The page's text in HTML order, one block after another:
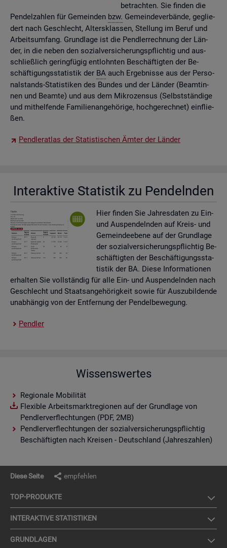
be­trach­ten. Sie fin­den die
Pen­del­zah­len für Ge­mein­den bzw. Ge­mein­de­ver­bän­de, ge­glie­
dert nach Ge­schlecht, Al­ters­klas­sen, Stel­lung im Beruf und
Ar­beits­um­fang. Grund­la­ge ist die Pend­ler­rech­nung der Län­
der, in die neben den so­zi­al­ver­si­che­rungs­pflich­tig und aus­
schlie­ß­lich ge­ring­fü­gig ent­lohn­ten Be­schäf­tig­ten der Be­
schäf­ti­gungs­sta­tis­tik der BA auch Er­geb­nis­se aus der Per­so­
nal­stands-Sta­tis­ti­ken des Bun­des und der Län­der (Be­am­tin­
nen und Be­am­te) und aus dem Mi­kro­zen­sus (Selbst­stän­di­ge
und mit­hel­fen­de Fa­mi­li­en­an­ge­hö­ri­ge, hoch­ge­rech­net) ein­flie­
ßen.
Pend­ler­at­las der Sta­tis­ti­schen Ämter der Län­der
In­ter­ak­ti­ve Sta­tis­tik zu Pen­deln­den
Hier fin­den Sie Jah­res­da­ten zu Ein-
und Aus­pen­deln­den auf Kreis- und
Ge­mein­de­ebe­ne auf der Grund­la­ge
der so­zi­al­ver­si­che­rungs­pflich­tig Be­
schäf­tig­ten der Be­schäf­ti­gungs­sta­
tis­tik der BA. Diese In­for­ma­tio­nen
er­hal­ten Sie voll­stän­dig für alle Ein- und Aus­pen­deln­den nach
Ge­schlecht und Staats­an­ge­hö­rig­keit sowie für Aus­zu­bil­den­de
un­ab­hän­gig von der Ent­fer­nung der Pen­del­be­we­gung.
Pend­ler
Wissenswertes
Regionale Mobilität
Flexible Arbeitsmarktregionen auf der Grundlage von
Pendlerverflechtungen (PDF, 2MB)
Pendlerverflechtungen der sozialversicherungspflichtig
Beschäftigten nach Kreisen - Deutschland (Jahreszahlen)
Diese Seite empfehlen
TOP-PRO­DUK­TE
IN­TER­AK­TI­VE STA­TIS­TI­KEN
GRUND­LA­GEN